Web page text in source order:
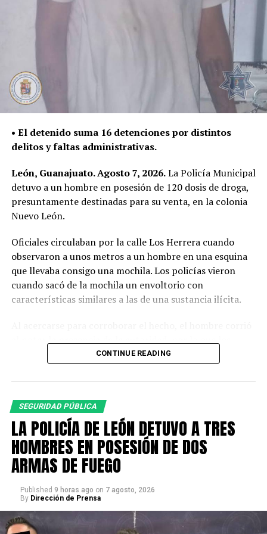
• El detenido suma 16 detenciones por distintos
delitos y faltas administrativas.
León, Guanajuato. Agosto 7, 2026.La Policía Municipal
detuvo a un hombre en posesión de 120 dosis de droga,
presuntamente destinadas para su venta, en la colonia
Nuevo León.
Oficiales circulaban por la calle Los Herrera cuando
observaron a unos metros a un hombre en una esquina
que llevaba consigo una mochila. Los policías vieron
cuando sacó de la mochila un envoltorio con
características similares a las de una sustancia ilícita.
agentes descendieron de la unidad y fueron tras él.
A la altura de la calle Montemorelos lograron detenerlo.
una inspección a su persona y pertenencias, en la que
fueron localizados 90 envoltorios con piedra base y 30
dosis de cristal.
La persona fue identificada como Iván Alejandro “N”,
Al consultar el registro de detenidos de la Secretaría de
Seguridad, Prevención y Protección Ciudadana, se
CONTINUE READING
SEGURIDAD PÚBLICA
LA POLICÍA DE LEÓN DETUVO A TRES
HOMBRES EN POSESIÓN DE DOS
ARMAS DE FUEGO
Published 9 horas ago on 7 agosto, 2026
By Dirección de Prensa